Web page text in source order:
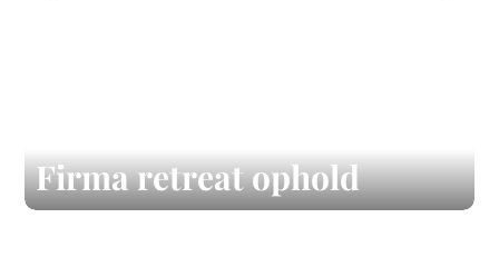
Firma retreat ophold